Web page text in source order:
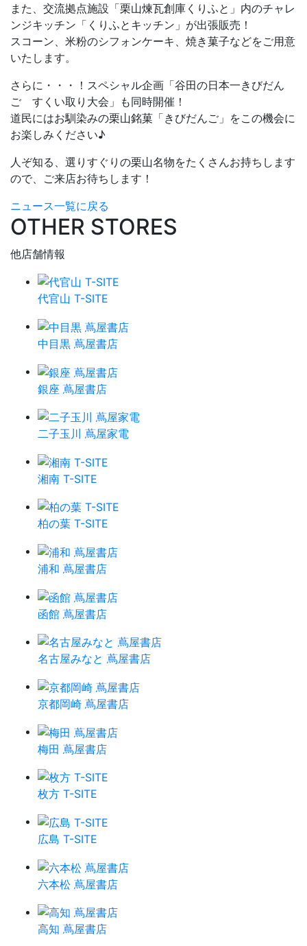
また、交流拠点施設「栗山煉瓦創庫くりふと」内のチャレ
ンジキッチン「くりふとキッチン」が出張販売！
スコーン、米粉のシフォンケーキ、焼き菓子などをご用意
いたします。
さらに・・・！スペシャル企画「谷田の日本一きびだん
ご すくい取り大会」も同時開催！
道民にはお馴染みの栗山銘菓「きびだんご」をこの機会に
お楽しみください♪
人ぞ知る、選りすぐりの栗山名物をたくさんお持ちします
ので、ご来店お待ちします！
ニュース一覧に戻る
OTHER STORES
他店舗情報
代官山 T-SITE
中目黒 蔦屋書店
銀座 蔦屋書店
二子玉川 蔦屋家電
湘南 T-SITE
柏の葉 T-SITE
浦和 蔦屋書店
函館 蔦屋書店
名古屋みなと 蔦屋書店
京都岡崎 蔦屋書店
梅田 蔦屋書店
枚方 T-SITE
広島 T-SITE
六本松 蔦屋書店
高知 蔦屋書店